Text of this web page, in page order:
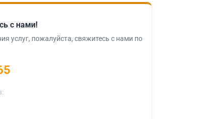
с нами!
услуг, пожалуйста, свяжитесь с нами по